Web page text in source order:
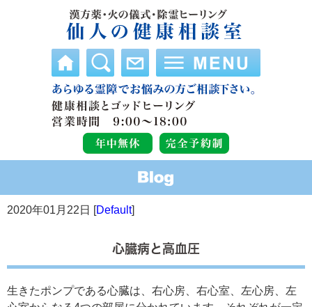
2020年01月22日 [Default]
心臓病と高血圧
生きたポンプである心臓は、右心房、右心室、左心房、左